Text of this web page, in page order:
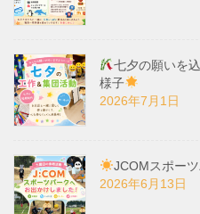
七夕の願いを
様子
2026年7月1日
JCOMスポー
2026年6月13日